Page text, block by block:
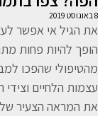
8 באוגוסט 2019
את הגיל אי אפשר
הופך להיות פחות
מהטיפולי שהפכו
עצמות הלחיים
את המראה הצעיר של